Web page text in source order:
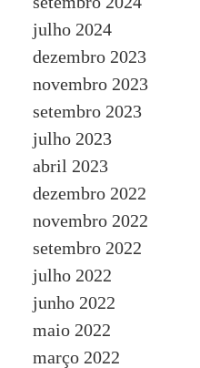
julho 2024
dezembro 2023
novembro 2023
setembro 2023
julho 2023
abril 2023
dezembro 2022
novembro 2022
setembro 2022
julho 2022
junho 2022
maio 2022
março 2022